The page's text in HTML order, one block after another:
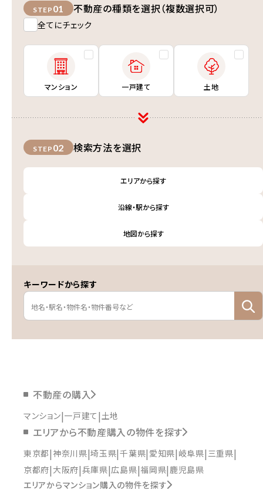
STEP 01 不動産の種類を選択（複数選択可）
全てにチェック
マンション 一戸建て 土地
STEP 02 検索方法を選択
エリアから探す
沿線・駅から探す
地図から探す
キーワードから探す
不動産の購入
マンション 一戸建て 土地
エリアから不動産購入の物件を探す
東京都 神奈川県 埼玉県 千葉県 愛知県 岐阜県 三重県
京都府 大阪府 兵庫県 広島県 福岡県 鹿児島県
エリアからマンション購入の物件を探す